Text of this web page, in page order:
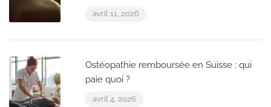
avril 11, 2026
Ostéopathie remboursée en Suisse : qui
paie quoi ?
avril 4, 2026